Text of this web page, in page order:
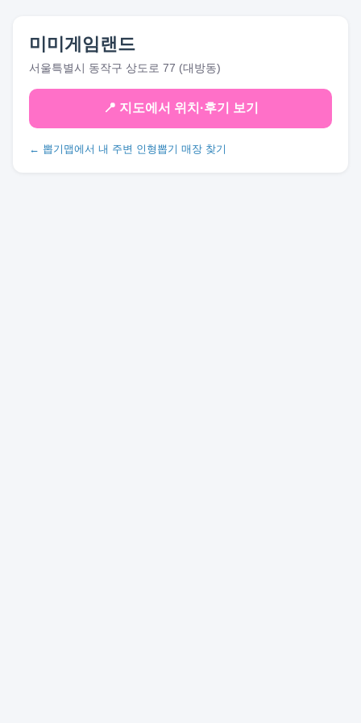
미미게임랜드
서울특별시 동작구 상도로 77 (대방동)
📍 지도에서 위치·후기 보기
← 뽑기맵에서 내 주변 인형뽑기 매장 찾기